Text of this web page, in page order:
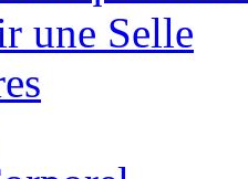
une Selle